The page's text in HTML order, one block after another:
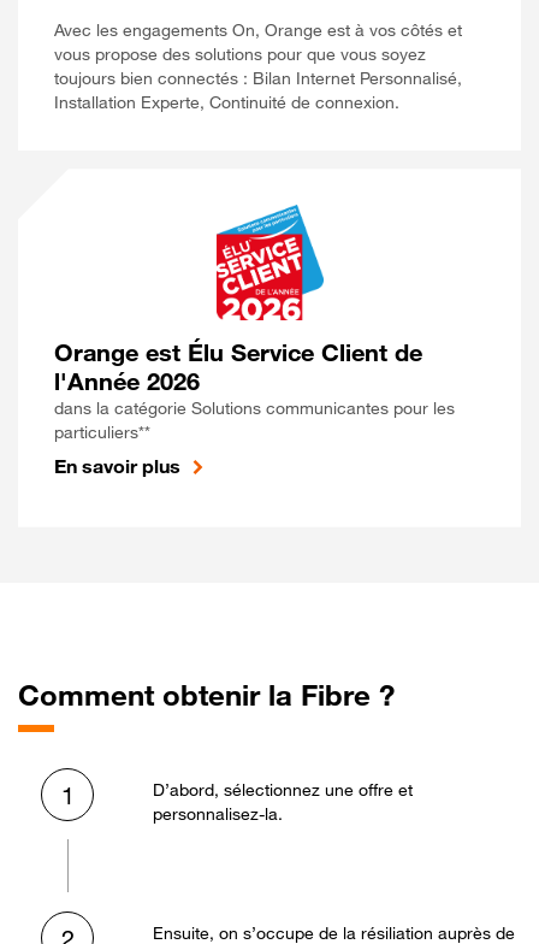
Avec les engagements On, Orange est à vos côtés et
vous propose des solutions pour que vous soyez
toujours bien connectés : Bilan Internet Personnalisé,
Installation Experte, Continuité de connexion.
Orange est Élu Service Client de
l'Année 2026
dans la catégorie Solutions communicantes pour les
particuliers**
En savoir plus
Comment obtenir la Fibre ?
1
D’abord, sélectionnez une offre et
personnalisez-la.
Ensuite, on s’occupe de la résiliation auprès de